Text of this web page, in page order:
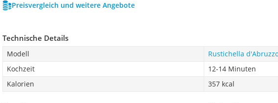
Preisvergleich und weitere Angebote
Technische Details
Modell
Rustichella
Kochzeit
12-14 Minuten
Kalorien
357 kcal